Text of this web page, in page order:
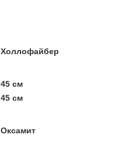
Холлофайбер
45 см
45 см
Оксамит